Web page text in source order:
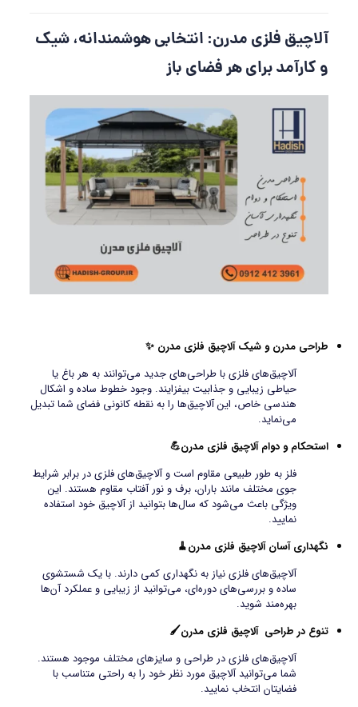
آلاچیق فلزی مدرن: انتخابی هوشمندانه، شیک
و کارآمد برای هر فضای باز
طراحی مدرن و شیک آلاچیق فلزی مدرن ✨
آلاچیق‌های فلزی با طراحی‌های جدید می‌توانند به هر باغ یا
حیاطی زیبایی و جذابیت بیفزایند. وجود خطوط ساده و اشکال
هندسی خاص، این آلاچیق‌ها را به نقطه کانونی فضای شما تبدیل
می‌نماید.
استحکام و دوام آلاچیق فلزی مدرن💪
فلز به‌ طور طبیعی مقاوم است و آلاچیق‌های فلزی در برابر شرایط
جوی مختلف مانند باران، برف و نور آفتاب مقاوم هستند. این
ویژگی باعث می‌شود که سال‌ها بتوانید از آلاچیق خود استفاده
نمایید.
نگهداری آسان آلاچیق فلزی مدرن🧹
آلاچیق‌های فلزی نیاز به نگهداری کمی دارند. با یک شستشوی
ساده و بررسی‌های دوره‌ای، می‌توانید از زیبایی و عملکرد آن‌ها
بهره‌مند شوید.
تنوع در طراحی آلاچیق فلزی مدرن🖌️
آلاچیق‌های فلزی در طراحی و سایزهای مختلف موجود هستند.
شما می‌توانید آلاچیق مورد نظر خود را به‌ راحتی متناسب با
فضایتان انتخاب نمایید.